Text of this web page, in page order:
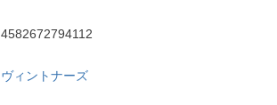
4582672794112
ヴィントナーズ